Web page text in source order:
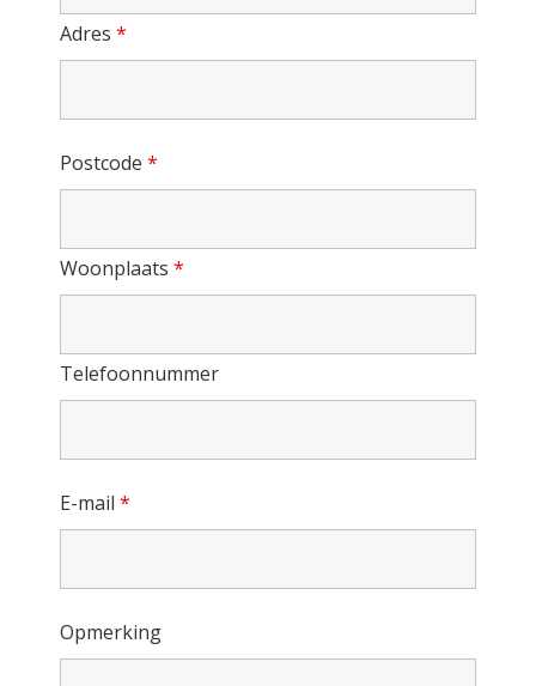
Adres *
Postcode *
Woonplaats *
Telefoonnummer
E-mail *
Opmerking